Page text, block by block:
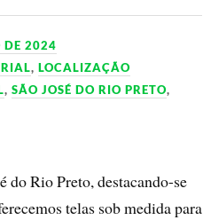
DE 2024
,LOCALIZAÇÃO
,SÃO JOSÉ DO RIO PRETO,
do Rio Preto, destacando-se
telas sob medida para